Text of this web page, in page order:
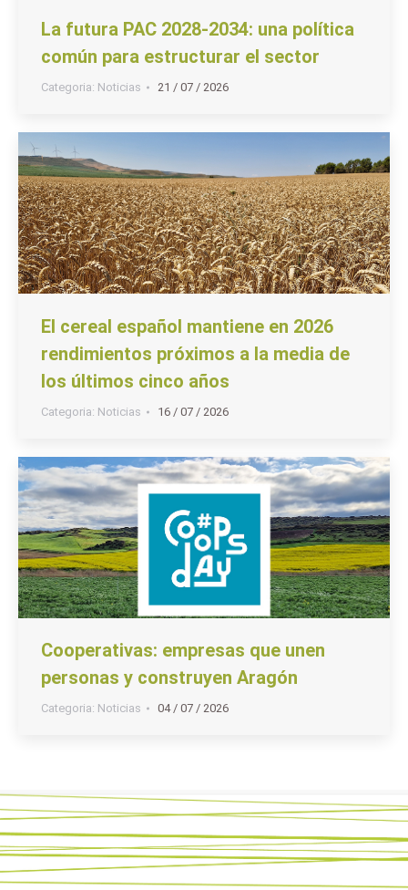
La futura PAC 2028-2034: una política
común para estructurar el sector
Categoria: Noticias 21 / 07 / 2026
El cereal español mantiene en 2026
rendimientos próximos a la media de
los últimos cinco años
Categoria: Noticias 16 / 07 / 2026
Cooperativas: empresas que unen
personas y construyen Aragón
Categoria: Noticias 04 / 07 / 2026